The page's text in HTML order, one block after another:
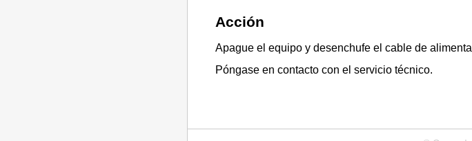
Acción
Apague el equipo y desenchufe el cable de
Póngase en contacto con el servicio técnico.